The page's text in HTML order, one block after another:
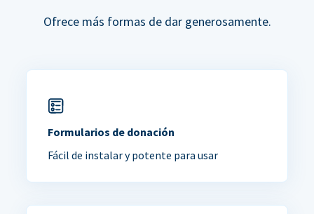
Ofrece más formas de dar generosamente.
Formularios de donación
Fácil de instalar y potente para usar